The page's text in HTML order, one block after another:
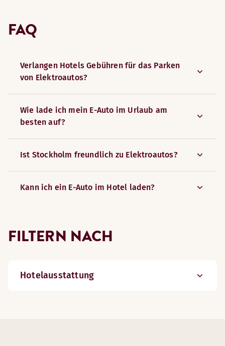
FAQ
Verlangen Hotels Gebühren für das Parken
von Elektroautos?
Wie lade ich mein E-Auto im Urlaub am
besten auf?
Ist Stockholm freundlich zu Elektroautos?
Kann ich ein E-Auto im Hotel laden?
FILTERN NACH
Hotelausstattung